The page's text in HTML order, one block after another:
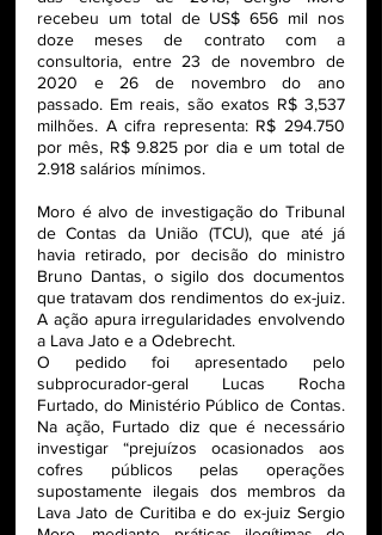
recebeu um total de US$ 656 mil nos
doze meses de contrato com a
consultoria, entre 23 de novembro de
2020 e 26 de novembro do ano
passado. Em reais, são exatos R$ 3,537
milhões. A cifra representa: R$ 294.750
por mês, R$ 9.825 por dia e um total de
2.918 salários mínimos.
Moro é alvo de investigação do Tribunal
de Contas da União (TCU), que até já
havia retirado, por decisão do ministro
Bruno Dantas, o sigilo dos documentos
que tratavam dos rendimentos do ex-juiz.
A ação apura irregularidades envolvendo
a Lava Jato e a Odebrecht.
O pedido foi apresentado pelo
subprocurador-geral Lucas Rocha
Furtado, do Ministério Público de Contas.
Na ação, Furtado diz que é necessário
investigar “prejuízos ocasionados aos
cofres públicos pelas operações
supostamente ilegais dos membros da
Lava Jato de Curitiba e do ex-juiz Sergio